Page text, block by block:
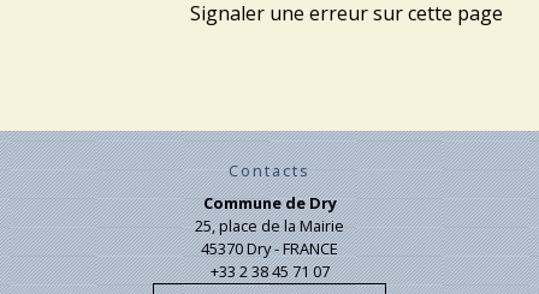
Signaler une erreur sur cette page
Contacts
Commune de Dry
25, place de la Mairie
45370 Dry - FRANCE
+33 2 38 45 71 07